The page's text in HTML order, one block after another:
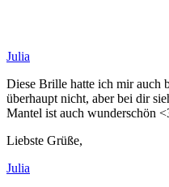
Julia
Diese Brille hatte ich mir auch
überhaupt nicht, aber bei dir
Mantel ist auch wunderschön
Liebste Grüße,
Julia